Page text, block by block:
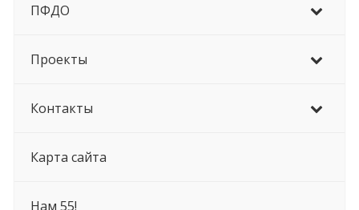
ПФДО
Проекты
Контакты
Карта сайта
Нам 55!